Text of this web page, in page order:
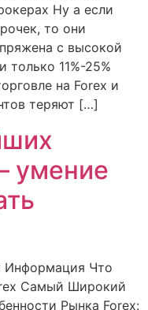
Ну а если
то они
с высокой
только 11%-25%
на Forex и
теряют […]
умение
Информация Что
Самый Широкий
Рынка Forex: